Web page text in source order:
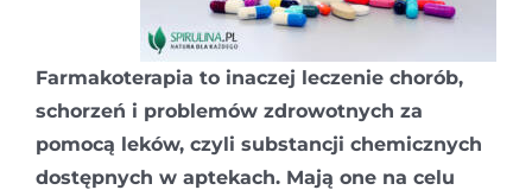
Farmakoterapia to inaczej leczenie chorób,
schorzeń i problemów zdrowotnych za
pomocą leków, czyli substancji chemicznych
dostępnych w aptekach. Mają one na celu